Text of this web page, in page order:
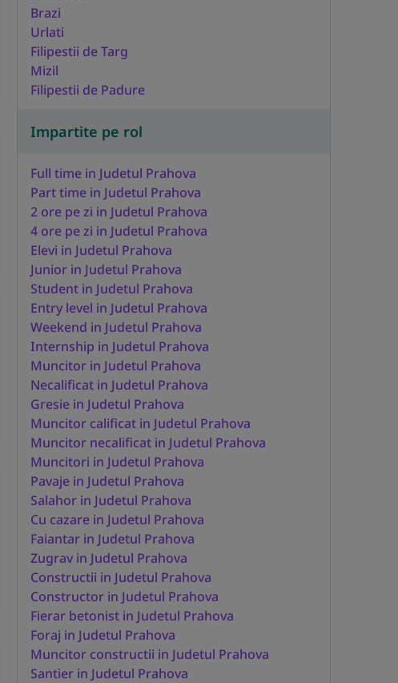
Brazi
Urlati
Filipestii de Targ
Mizil
Filipestii de Padure
Impartite pe rol
Full time in Judetul Prahova
Part time in Judetul Prahova
2 ore pe zi in Judetul Prahova
4 ore pe zi in Judetul Prahova
Elevi in Judetul Prahova
Junior in Judetul Prahova
Student in Judetul Prahova
Entry level in Judetul Prahova
Weekend in Judetul Prahova
Internship in Judetul Prahova
Muncitor in Judetul Prahova
Necalificat in Judetul Prahova
Gresie in Judetul Prahova
Muncitor calificat in Judetul Prahova
Muncitor necalificat in Judetul Prahova
Muncitori in Judetul Prahova
Pavaje in Judetul Prahova
Salahor in Judetul Prahova
Cu cazare in Judetul Prahova
Faiantar in Judetul Prahova
Zugrav in Judetul Prahova
Constructii in Judetul Prahova
Constructor in Judetul Prahova
Fierar betonist in Judetul Prahova
Foraj in Judetul Prahova
Muncitor constructii in Judetul Prahova
Santier in Judetul Prahova